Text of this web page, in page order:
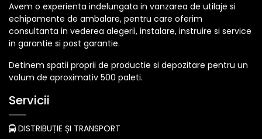
Avem o experienta indelungata in vanzarea de utilaje si
echipamente de ambalare, pentru care oferim
consultanta in vederea alegerii, instalare, instruire si service
in garantie si post garantie.
Detinem spatii proprii de productie si depozitare pentru un
volum de aproximativ 500 paleti.
Servicii
DISTRIBUȚIE ȘI TRANSPORT